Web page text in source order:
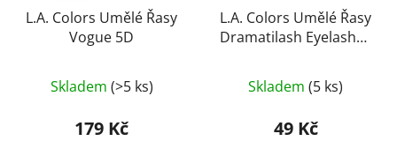
L.A. Colors Umělé Řasy
Vogue 5D
Skladem (>5 ks)
179 Kč
L.A. Colors Umělé Řasy
Dramatilash Eyelashes
hodnocení
produktu
Skladem (5 ks)
49 Kč